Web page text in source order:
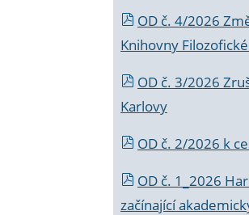
OD č. 4/2026
Knihovny
OD č. 3/2026
Karlovy
OD č. 2/2026 k
OD č. 1_2026
začínající